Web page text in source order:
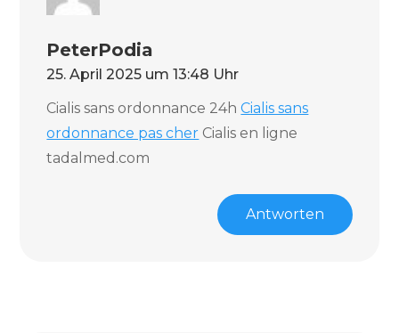
PeterPodia
25. April 2025 um 13:48 Uhr
Cialis sans ordonnance 24hCialis sans
ordonnance pas cher Cialis en ligne
tadalmed.com
Antworten